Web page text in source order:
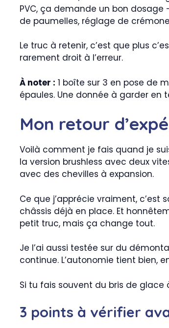
PVC, ça demande un bon
de paumelles, réglage de
Le truc à retenir, c’est que plus
rarement droit à l’erreur.
À noter : 1 boîte sur 3 en pose de
épaules. Une donnée à garder en
Mon retour
Voilà comment je fais quand je
la version brushless avec deux
avec des chevilles à expansion.
Ce que j’apprécie vraiment,
châssis déjà en place. Et
petit truc, mais ça change tout.
Je l’ai aussi testée sur du
continue. L’autonomie tient bien,
Si tu fais souvent du bris de glace
3 points à vérifier